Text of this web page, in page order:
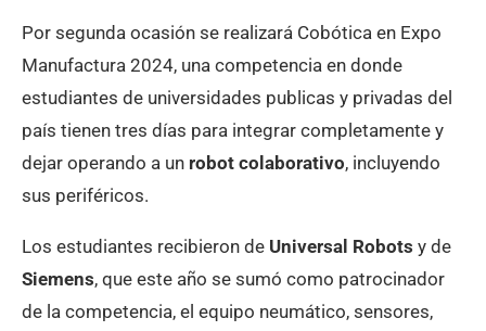
Por segunda ocasión se realizará Cobótica en Expo
Manufactura 2024, una competencia en donde
estudiantes de universidades publicas y privadas del
país tienen tres días para integrar completamente y
dejar operando a un robot colaborativo, incluyendo
sus periféricos.
Los estudiantes recibieron de Universal Robots y de
Siemens, que este año se sumó como patrocinador
de la competencia, el equipo neumático, sensores,